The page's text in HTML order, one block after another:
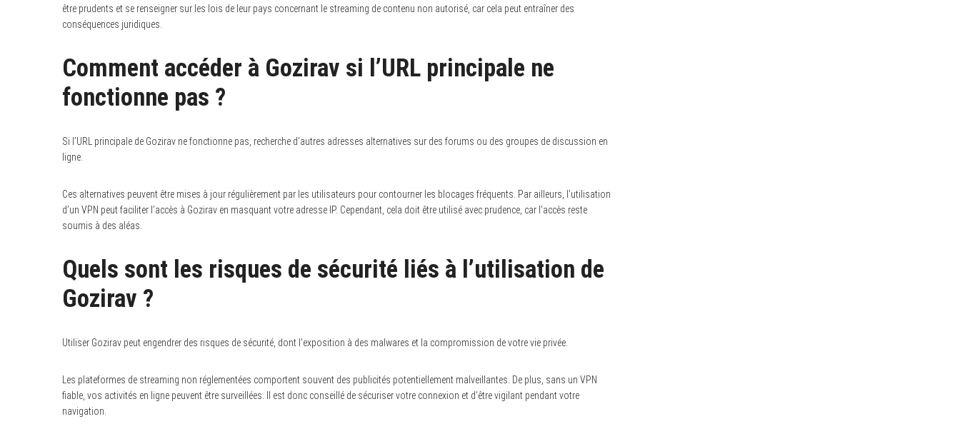
être prudents et se renseigner sur les lois de leur pays concernant le streaming de contenu non autorisé, car cela peut entraîner des
conséquences juridiques.
Comment accéder à Gozirav si l’URL principale ne
fonctionne pas ?
Si l’URL principale de Gozirav ne fonctionne pas, recherche d’autres adresses alternatives sur des forums ou des groupes de discussion en
ligne.
Ces alternatives peuvent être mises à jour régulièrement par les utilisateurs pour contourner les blocages fréquents. Par ailleurs, l’utilisation
d’un VPN peut faciliter l’accès à Gozirav en masquant votre adresse IP. Cependant, cela doit être utilisé avec prudence, car l’accès reste
soumis à des aléas.
Quels sont les risques de sécurité liés à l’utilisation de
Gozirav ?
Utiliser Gozirav peut engendrer des risques de sécurité, dont l’exposition à des malwares et la compromission de votre vie privée.
Les plateformes de streaming non réglementées comportent souvent des publicités potentiellement malveillantes. De plus, sans un VPN
fiable, vos activités en ligne peuvent être surveillées. Il est donc conseillé de sécuriser votre connexion et d’être vigilant pendant votre
navigation.